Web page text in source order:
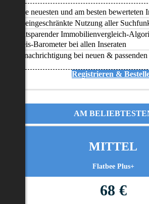
Alle neuesten und am besten bewerteten
Uneingeschränkte Nutzung aller
Zeitsparender Immobilienvergleich-
Preis-Barometer bei allen Inseraten
Benachrichtigung bei neuen &
Registrieren &
AM
MITTEL
Flatbee Plus+
68 €